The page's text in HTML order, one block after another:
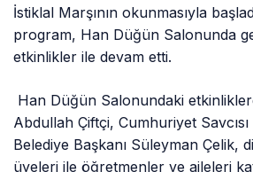
İstiklal Marşının okunmasıyla
program, Han Düğün Salonunda
etkinlikler ile devam etti.
Han Düğün Salonundaki
Abdullah Çiftçi, Cumhuriyet
Belediye Başkanı Süleyman Çelik,
üyeleri ile öğretmenler ve aileleri